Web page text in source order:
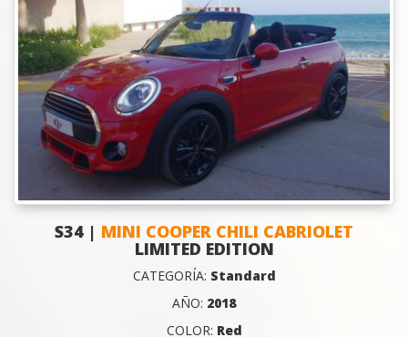
S34 | MINI COOPER CHILI CABRIOLET
LIMITED EDITION
CATEGORÍA: Standard
AÑO: 2018
COLOR: Red